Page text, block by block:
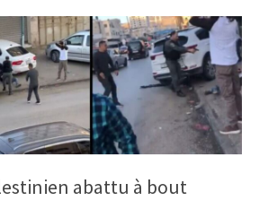
abattu à bout